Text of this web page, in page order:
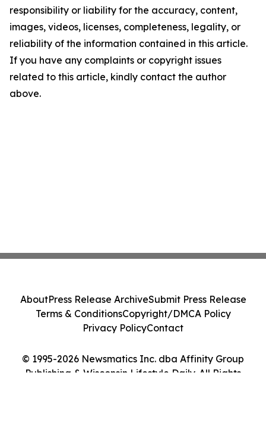
responsibility or liability for the accuracy, content,
images, videos, licenses, completeness, legality, or
reliability of the information contained in this article.
If you have any complaints or copyright issues
related to this article, kindly contact the author
above.
© 1995-2026 Newsmatics Inc. dba Affinity Group
Publishing & Wisconsin Lifestyle Daily. All Rights
AboutPress Release ArchiveSubmit Press Release
Terms & ConditionsCopyright/DMCA Policy
Privacy PolicyContact